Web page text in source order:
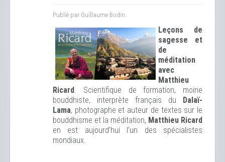
Publié par Guillaume Bodin.
Leçons de
sagesse et
de
méditation
avec
Matthieu
Ricard. Scientifique de formation, moine
bouddhiste, interprète français du Dalaï-
Lama, photographe et auteur de textes sur le
bouddhisme et la méditation, Matthieu Ricard
en est aujourd’hui l’un des spécialistes
mondiaux.